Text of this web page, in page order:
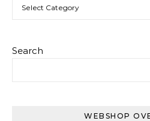
Search
WEBSHOP